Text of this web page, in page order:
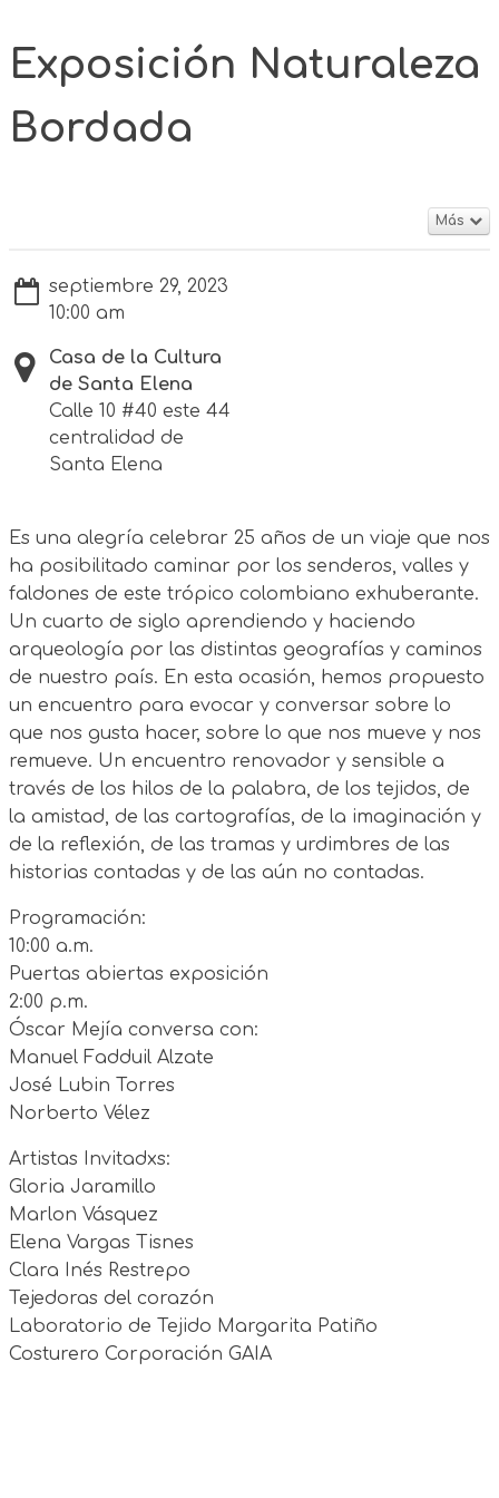
Exposición Naturaleza
Bordada
Más
septiembre 29, 2023
10:00 am
Casa de la Cultura
de Santa Elena
Calle 10 #40 este 44
centralidad de
Santa Elena
Es una alegría celebrar 25 años de un viaje que nos
ha posibilitado caminar por los senderos, valles y
faldones de este trópico colombiano exhuberante.
Un cuarto de siglo aprendiendo y haciendo
arqueología por las distintas geografías y caminos
de nuestro país. En esta ocasión, hemos propuesto
un encuentro para evocar y conversar sobre lo
que nos gusta hacer, sobre lo que nos mueve y nos
remueve. Un encuentro renovador y sensible a
través de los hilos de la palabra, de los tejidos, de
la amistad, de las cartografías, de la imaginación y
de la reflexión, de las tramas y urdimbres de las
historias contadas y de las aún no contadas.
Programación:
10:00 a.m.
Puertas abiertas exposición
2:00 p.m.
Óscar Mejía conversa con:
Manuel Fadduil Alzate
José Lubin Torres
Norberto Vélez
Artistas Invitadxs:
Gloria Jaramillo
Marlon Vásquez
Elena Vargas Tisnes
Clara Inés Restrepo
Tejedoras del corazón
Laboratorio de Tejido Margarita Patiño
Costurero Corporación GAIA